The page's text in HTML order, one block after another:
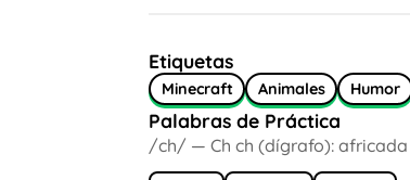
Etiquetas
Minecraft Animales Humor
Palabras de Práctica
/ch/ — Ch ch (dígrafo):